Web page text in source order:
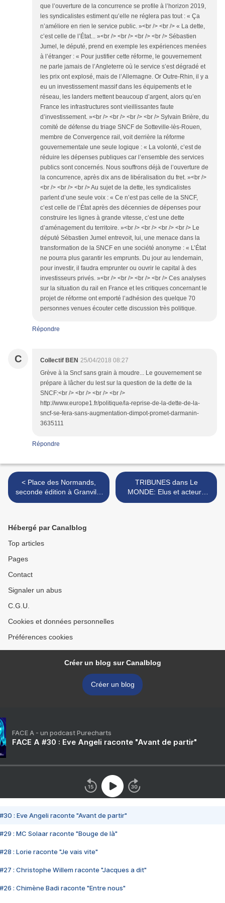
que l’ouverture de la concurrence se profile à l’horizon 2019,
les syndicalistes estiment qu’elle ne réglera pas tout : « Ça
n’améliore en rien le service public. »<br /> <br /> « La dette,
c’est celle de l’État... »<br /> <br /> <br /> <br /> Sébastien
Jumel, le député, prend en exemple les expériences menées
à l’étranger : « Pour justifier cette réforme, le gouvernement
ne parle jamais de l’Angleterre où le service s’est dégradé et
les prix ont explosé, mais de l’Allemagne. Or Outre-Rhin, il y a
eu un investissement massif dans les équipements et le
réseau, les landers mettent beaucoup d’argent, alors qu’en
France les infrastructures sont vieillissantes faute
d’investissement. »<br /> <br /> <br /> <br /> Sylvain Brière, du
comité de défense du triage SNCF de Sotteville-lès-Rouen,
membre de Convergence rail, voit derrière la réforme
gouvernementale une seule logique : « La volonté, c’est de
réduire les dépenses publiques car l’ensemble des services
publics sont concernés. Nous souffrons déjà de l’ouverture de
la concurrence, après dix ans de libéralisation du fret. »<br />
<br /> <br /> <br /> Au sujet de la dette, les syndicalistes
parlent d’une seule voix : « Ce n’est pas celle de la SNCF,
c’est celle de l’État après des décennies de dépenses pour
construire les lignes à grande vitesse, c’est une dette
d’aménagement du territoire. »<br /> <br /> <br /> <br /> Le
député Sébastien Jumel entrevoit, lui, une menace dans la
transformation de la SNCF en une société anonyme : « L’État
ne pourra plus garantir les emprunts. Du jour au lendemain,
pour investir, il faudra emprunter ou ouvrir le capital à des
investisseurs privés. »<br /> <br /> <br /> <br /> Ces analyses
sur la situation du rail en France et les critiques concernant le
projet de réforme ont emporté l’adhésion des quelque 70
personnes venues écouter cette discussion très politique.
Répondre
C Collectif BEN 25/04/2018 08:27
Grève à la Sncf sans grain à moudre... Le gouvernement se
prépare à lâcher du lest sur la question de la dette de la
SNCF:<br /> <br /> <br /> <br />
http://www.europe1.fr/politique/la-reprise-de-la-dette-de-la-
sncf-se-fera-sans-augmentation-dimpot-promet-darmanin-
3635111
Répondre
< Place des Normands,
seconde édition à Granville
le 21 avril 2018
TRIBUNES dans Le
MONDE: Elus et acteurs
culturels des REGIONS
Hébergé par Canalblog
Top articles
Pages
Contact
Signaler un abus
C.G.U.
Cookies et données personnelles
Préférences cookies
Créer un blog sur Canalblog
Créer un blog
FACE A - un podcast Purecharts
FACE A #30 : Eve Angeli raconte "Avant de partir"
#30 : Eve Angeli raconte "Avant de partir"
#29 : MC Solaar raconte "Bouge de là"
#28 : Lorie raconte "Je vais vite"
#27 : Christophe Willem raconte "Jacques a dit"
#26 : Chimène Badi raconte "Entre nous"